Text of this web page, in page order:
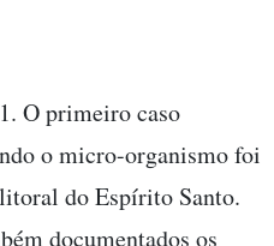
O primeiro caso
o micro-organismo foi
do Espírito Santo.
documentados os